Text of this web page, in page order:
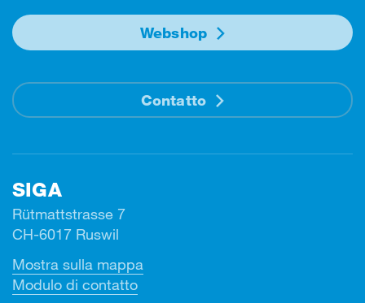
Webshop
Contatto
SIGA
Rütmattstrasse 7
CH-6017 Ruswil
Mostra sulla mappa
Modulo di contatto